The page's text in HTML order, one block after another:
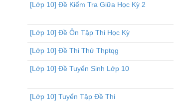
[Lớp 10] Đề Kiểm Tra Giữa Học Kỳ 2
[Lớp 10] Đề Ôn Tập Thi Học Kỳ
[Lớp 10] Đề Thi Thử Thptqg
[Lớp 10] Đề Tuyển Sinh Lớp 10
[Lớp 10] Tuyển Tập Đề Thi